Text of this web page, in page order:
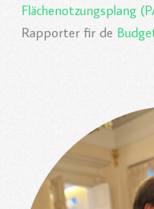
Flächenotzungsplang
Rapporter fir de